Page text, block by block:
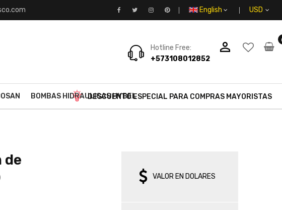
English
person_outline
Hotline Free:
+573108012852
BOMBAS HIDRAULICAS HYBELDESCUENTO ESPECIAL PARA COMPRAS MAYORISTAS
de
VALOR EN DOLARES